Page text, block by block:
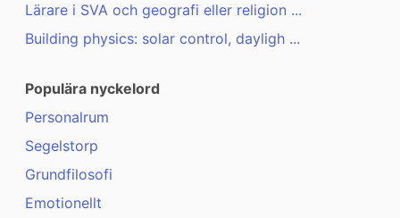
Lärare i SVA och geografi eller religion ...
Building physics: solar control, dayligh ...
Populära nyckelord
Personalrum
Segelstorp
Grundfilosofi
Emotionellt